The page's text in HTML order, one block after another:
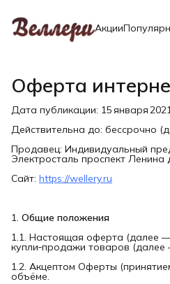
Акции
Оферта
Дата публикации: 15 января
Действительна до: бессрочно
Продавец: Индивидуальный
Электросталь проспект Ленина
Сайт: https://wellery.ru
1. Общие положения
1.1. Настоящая оферта (далее
купли‑продажи товаров
1.2. Акцептом Оферты
объёме.